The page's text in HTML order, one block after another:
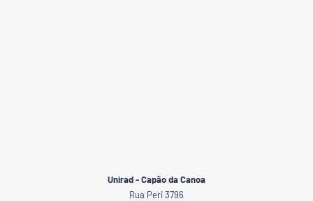
Unirad - Capão da Canoa
Rua Peri 3796